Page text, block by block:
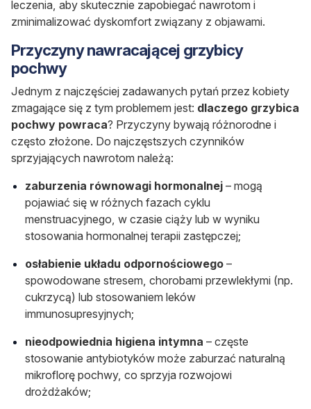
leczenia, aby skutecznie zapobiegać nawrotom i
zminimalizować dyskomfort związany z objawami.
Przyczyny nawracającej grzybicy
pochwy
Jednym z najczęściej zadawanych pytań przez kobiety
zmagające się z tym problemem jest: dlaczego grzybica
pochwy powraca? Przyczyny bywają różnorodne i
często złożone. Do najczęstszych czynników
sprzyjających nawrotom należą:
zaburzenia równowagi hormonalnej – mogą
pojawiać się w różnych fazach cyklu
menstruacyjnego, w czasie ciąży lub w wyniku
stosowania hormonalnej terapii zastępczej;
osłabienie układu odpornościowego –
spowodowane stresem, chorobami przewlekłymi (np.
cukrzycą) lub stosowaniem leków
immunosupresyjnych;
nieodpowiednia higiena intymna – częste
stosowanie antybiotyków może zaburzać naturalną
mikroflorę pochwy, co sprzyja rozwojowi
drożdżaków;